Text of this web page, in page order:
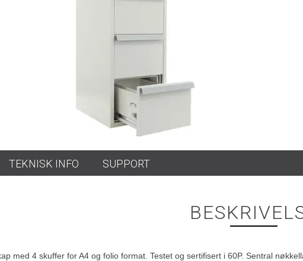
TEKNISK INFO SUPPORT
med 4 skuffer for A4 og folio format. Testet og sertifisert i 60P. Sentral